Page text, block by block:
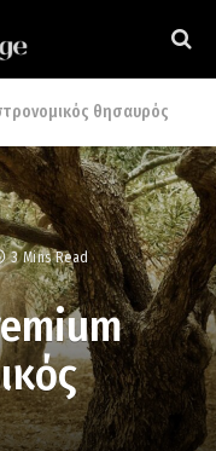
θησαυρός
3 Mins Read